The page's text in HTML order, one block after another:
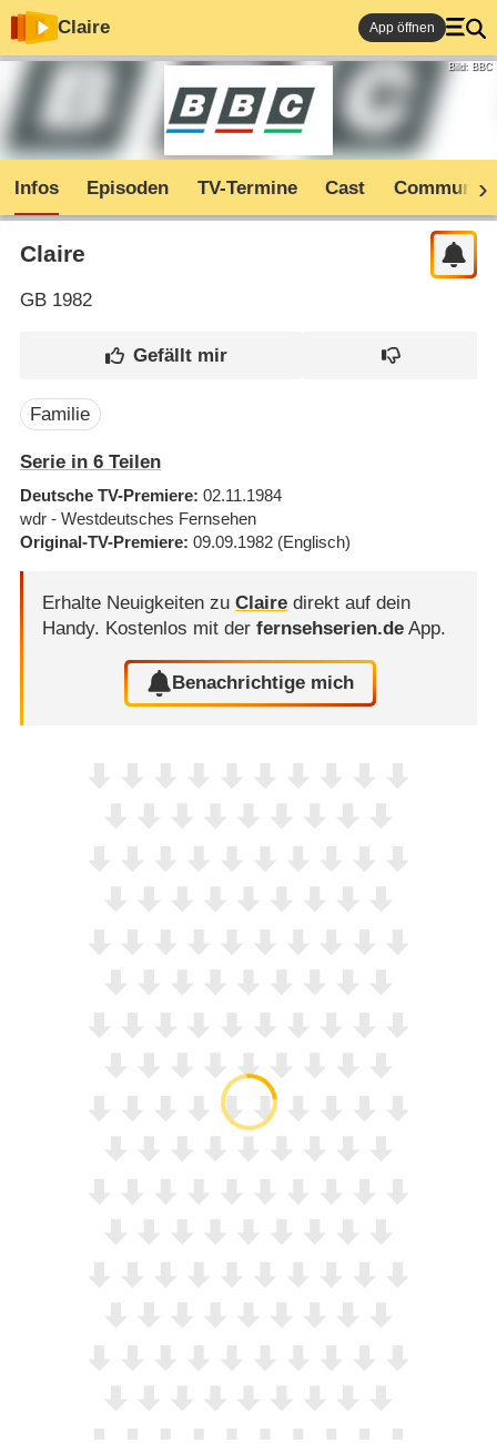
Claire App öffnen
Bild: BBC
Infos Episoden TV-Termine Cast Community
Claire
GB1982
Familie
Serie in 6 Teilen
Deutsche TV-Premiere 02.11.1984
wdr - Westdeutsches Fernsehen
Original-TV-Premiere 09.09.1982 (Englisch)
Erhalte Neuigkeiten zu Clairedirekt auf dein
Handy. Kostenlos mit der fernsehserien.deApp.
Benachrichtige mich